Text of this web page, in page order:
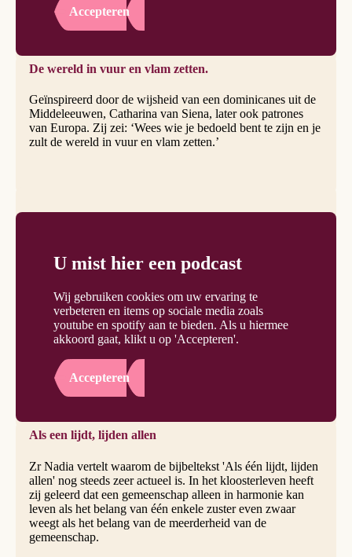
Accepteren
De wereld in vuur en vlam zetten.
Geïnspireerd door de wijsheid van een dominicanes uit de
Middeleeuwen, Catharina van Siena, later ook patrones
van Europa. Zij zei: ‘Wees wie je bedoeld bent te zijn en je
zult de wereld in vuur en vlam zetten.’
U mist hier een podcast
Wij gebruiken cookies om uw ervaring te
verbeteren en items op sociale media zoals
youtube en spotify aan te bieden. Als u hiermee
akkoord gaat, klikt u op 'Accepteren'.
Accepteren
Als een lijdt, lijden allen
Zr Nadia vertelt waarom de bijbeltekst 'Als één lijdt, lijden
allen' nog steeds zeer actueel is. In het kloosterleven heeft
zij geleerd dat een gemeenschap alleen in harmonie kan
leven als het belang van één enkele zuster even zwaar
weegt als het belang van de meerderheid van de
gemeenschap.